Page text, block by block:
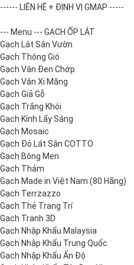
------ LIÊN HỆ + ĐỊNH VỊ GMAP -----
--- Menu --- GẠCH ỐP LÁT
Gạch Lát Sân Vườn
Gạch Thông Gió
Gạch Vân Đen Chớp
Gạch Vân Xi Măng
Gạch Giả Gỗ
Gạch Trắng Khói
Gạch Kính Lấy Sáng
Gạch Mosaic
Gạch Đỏ Lát Sân COTTO
Gạch Bông Men
Gạch Thảm
Gạch Made in Việt Nam (80 Hãng)
Gạch Terrzazzo
Gạch Thẻ Trang Trí
Gạch Tranh 3D
Gạch Nhập Khẩu Malaysia
Gạch Nhập Khẩu Trung Quốc
Gạch Nhập Khẩu Ấn Độ